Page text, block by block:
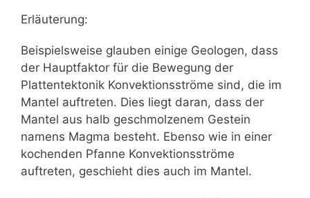
Erläuterung:
Beispielsweise glauben einige Geologen, dass
der Hauptfaktor für die Bewegung der
Plattentektonik Konvektionsströme sind, die im
Mantel auftreten. Dies liegt daran, dass der
Mantel aus halb geschmolzenem Gestein
namens Magma besteht. Ebenso wie in einer
kochenden Pfanne Konvektionsströme
auftreten, geschieht dies auch im Mantel.